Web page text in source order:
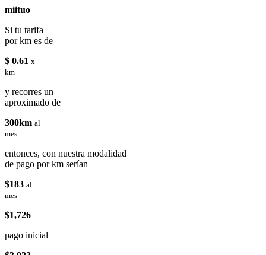
miituo
Si tu tarifa
por km es de
$ 0.61 x
km
y recorres un
aproximado de
300km al
mes
entonces, con nuestra modalidad
de pago por km serían
$183 al
mes
$1,726
pago inicial